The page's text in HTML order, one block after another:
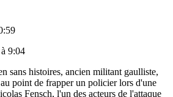
9:04
sans histoires, ancien militant gaulliste,
point de frapper un policier lors d'une
Fensch, l'un des acteurs de l'attaque